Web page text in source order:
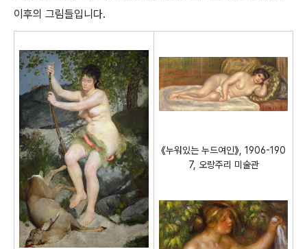
이후의 그림들입니다.
《누워있는 누드여인》, 1906-190
7, 오랑주리 미술관